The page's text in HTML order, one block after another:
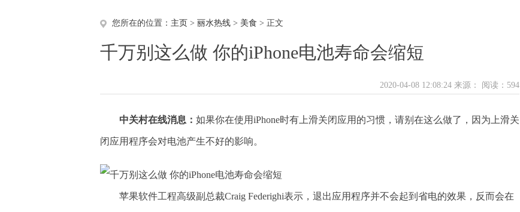
您所在的位置： 主页 > 丽水热线 > 美食 > 正文
千万别这么做 你的iPhone电池寿命会缩短
2020-04-08 12:08:24 来源： 阅读：594
中关村在线消息： 如果你在使用iPhone时有上滑关闭应用的习惯，请别在这么做了，因为上滑关
闭应用程序会对电池产生不好的影响。
苹果软件工程高级副总裁Craig Federighi表示，退出应用程序并不会起到省电的效果，反而会在